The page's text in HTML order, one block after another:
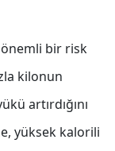
önemli bir risk
kilonun
artırdığını
yüksek kalorili